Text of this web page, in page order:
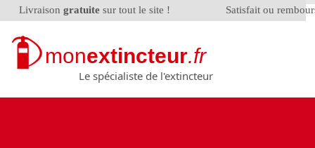
Livraison gratuite sur tout le site ! Satisfait ou
monextincteur.fr
Le spécialiste de l'extincteur